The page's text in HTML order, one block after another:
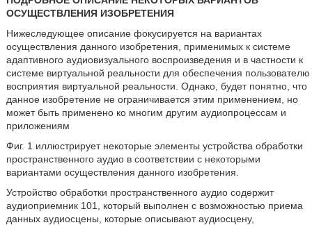
ОСУЩЕСТВЛЕНИЯ ИЗОБРЕТЕНИЯ
Нижеследующее описание фокусируется на вариантах
осуществления данного изобретения, применимых к системе
адаптивного аудиовизуального воспроизведения и в частности к
системе виртуальной реальности для обеспечения пользователю
восприятия виртуальной реальности. Однако, будет понятно, что
данное изобретение не ограничивается этим применением, но
может быть применено ко многим другим аудиопроцессам и
приложениям
Фиг. 1 иллюстрирует некоторые элементы устройства обработки
пространственного аудио в соответствии с некоторыми
вариантами осуществления данного изобретения.
Устройство обработки пространственного аудио содержит
аудиоприемник 101, который выполнен с возможностью приема
данных аудиосцены, которые описывают аудиосцену,